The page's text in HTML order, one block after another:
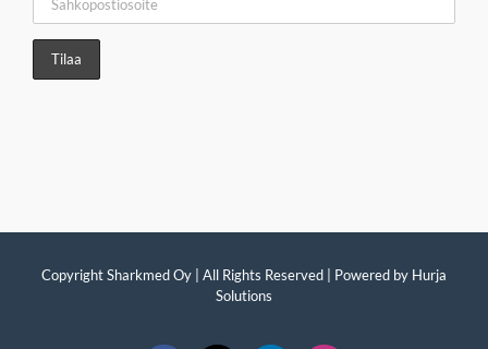
Copyright Sharkmed Oy | All Rights Reserved | Powered by Hurja
Solutions